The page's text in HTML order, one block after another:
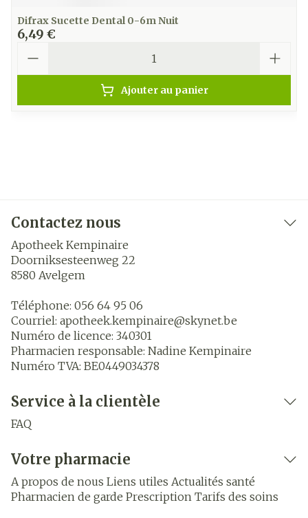
Difrax Sucette Dental 0-6m Nuit
6,49 €
Ajouter au panier
Contactez nous
Apotheek Kempinaire
Doorniksesteenweg 22
8580 Avelgem
Téléphone: 056 64 95 06
Courriel: apotheek.kempinaire@skynet.be
Numéro de licence: 340301
Pharmacien responsable: Nadine Kempinaire
Numéro TVA: BE0449034378
Service à la clientèle
FAQ
Votre pharmacie
A propos de nous Liens utiles Actualités santé
Pharmacien de garde Prescription Tarifs des soins